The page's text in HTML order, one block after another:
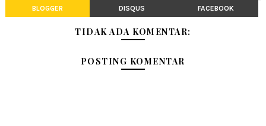
BLOGGER DISQUS FACEBOOK
TIDAK ADA KOMENTAR:
POSTING KOMENTAR